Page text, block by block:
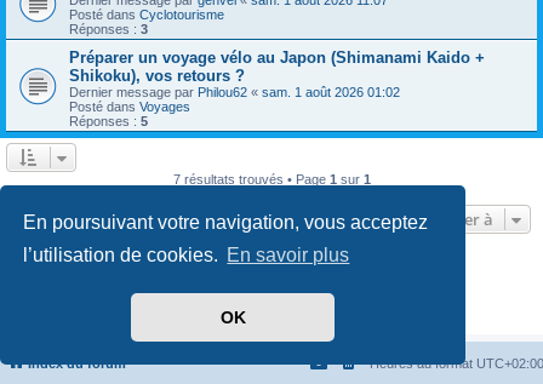
En poursuivant votre navigation, vous acceptez
l’utilisation de cookies. En savoir plus
OK
Posté dans Cyclotourisme
Réponses : 3
Préparer un voyage vélo au Japon (Shimanami Kaido +
Shikoku), vos retours ?
Dernier message par Philou62 « sam. 1 août 2026 01:02
Posté dans Voyages
Réponses : 5
7 résultats trouvés • Page 1 sur 1
Aller à
Index du forum Heures au format UTC+02:00
phpBB® Forum Software © phpBB Limited
Confidentialité